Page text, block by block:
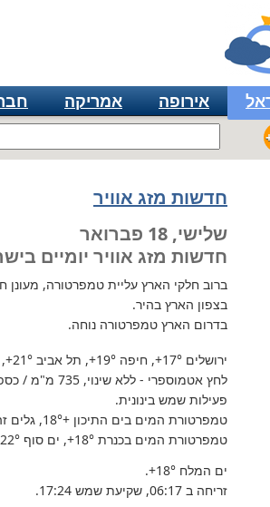
אירופה אמריקה
חדשות מזג אוויר
שלישי, 18 פברואר
חדשות מזג אוויר יומיים
ברוב חלקי הארץ עליית טמפרטורה, מעונן
בצפון הארץ בהיר.
בדרום הארץ טמפרטורה נוחה.
ירושלים +17°, חיפה +19°, תל אביב +21°
לחץ אטמוספרי - ללא שינוי, 735 מ"מ / כספית עמ '
פעילות שמש בינונית.
טמפרטורת המים בים התיכון +18°
, גלים
טמפרטורת המים בכנרת +18°, ים סוף
ים המלח +18°
.
זריחה ב 06:17, שקיעת שמש 17:24.